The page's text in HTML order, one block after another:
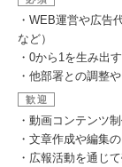
・WEB運営や広告
など）
・0から1を生み出
・他部署との調整
歓迎
・動画コンテンツ
・文章作成や編集
・広報活動を通じ